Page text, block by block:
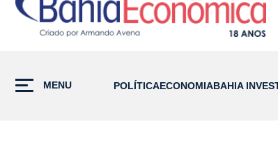
MENU POLÍTICAECONOMIABAHIA